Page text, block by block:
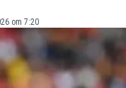
om 7:20